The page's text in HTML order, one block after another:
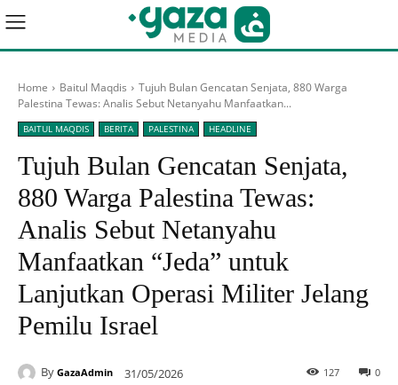
Home Baitul Maqdis
Tujuh Bulan Gencatan Senjata, 880 Warga
Palestina Tewas: Analis Sebut Netanyahu Manfaatkan...
BAITUL MAQDIS BERITA PALESTINA HEADLINE
Tujuh Bulan Gencatan Senjata,
880 Warga Palestina Tewas:
Analis Sebut Netanyahu
Manfaatkan “Jeda” untuk
Lanjutkan Operasi Militer Jelang
Pemilu Israel
By GazaAdmin 31/05/2026 0
127